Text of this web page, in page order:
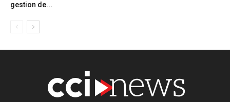
gestion de...